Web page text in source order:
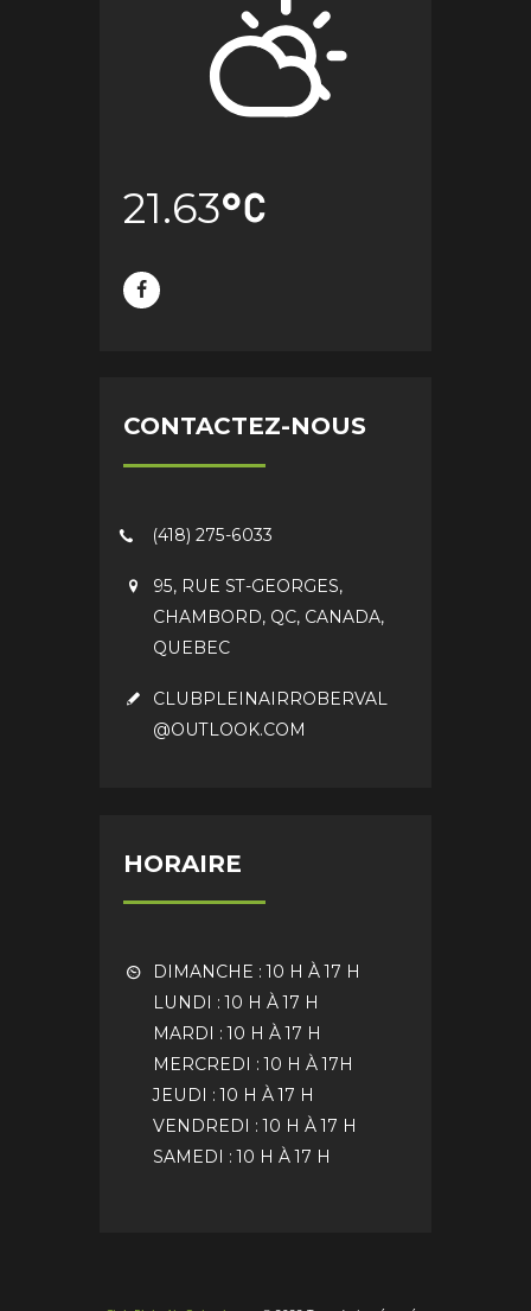
21.63
CONTACTEZ-NOUS
(418) 275-6033
95, RUE ST-GEORGES,
CHAMBORD, QC, CANADA,
QUEBEC
CLUBPLEINAIRROBERVAL
@OUTLOOK.COM
HORAIRE
DIMANCHE : 10 H À 17 H
LUNDI : 10 H À 17 H
MARDI : 10 H À 17 H
MERCREDI : 10 H À 17H
JEUDI : 10 H À 17 H
VENDREDI : 10 H À 17 H
SAMEDI : 10 H À 17 H